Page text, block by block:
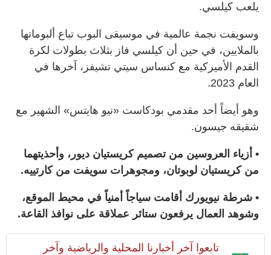
يلعب كيلسي.
وسويفت نجمة عالمية في موسيقى البوب تباع ألبوماتها
بالملايين، في حين أن كيلسي فاز بثلاث بطولات لكرة
القدم الأميركية مع كنساس سيتي تشيفز، آخرها في
العام 2023.
وهو أيضاً أحد مقدمي بودكاست «نيو هايتس» الشهير مع
شقيقه جيسون.
• أزياء العروسين من تصميم كريستيان ديور، وأحذيتهما
من كريستيان لوبوتان، ومجوهرات سويفت من كارتييه.
• شرطة نيويورك أقامت سياجاً أمنياً في محيط الموقع،
وشوهد العمال يرفعون ستائر عملاقة على نوافذ القاعة.
تابعوا آخر أخبارنا المحلية والرياضية وآخر